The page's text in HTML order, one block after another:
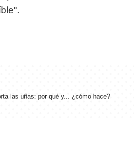
las uñas: por qué y... ¿cómo hace?